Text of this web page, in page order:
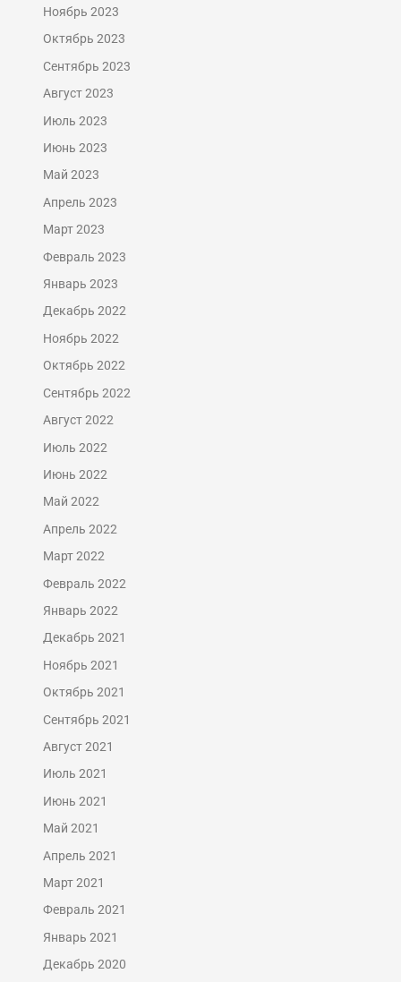
Ноябрь 2023
Октябрь 2023
Сентябрь 2023
Август 2023
Июль 2023
Июнь 2023
Май 2023
Апрель 2023
Март 2023
Февраль 2023
Январь 2023
Декабрь 2022
Ноябрь 2022
Октябрь 2022
Сентябрь 2022
Август 2022
Июль 2022
Июнь 2022
Май 2022
Апрель 2022
Март 2022
Февраль 2022
Январь 2022
Декабрь 2021
Ноябрь 2021
Октябрь 2021
Сентябрь 2021
Август 2021
Июль 2021
Июнь 2021
Май 2021
Апрель 2021
Март 2021
Февраль 2021
Январь 2021
Декабрь 2020